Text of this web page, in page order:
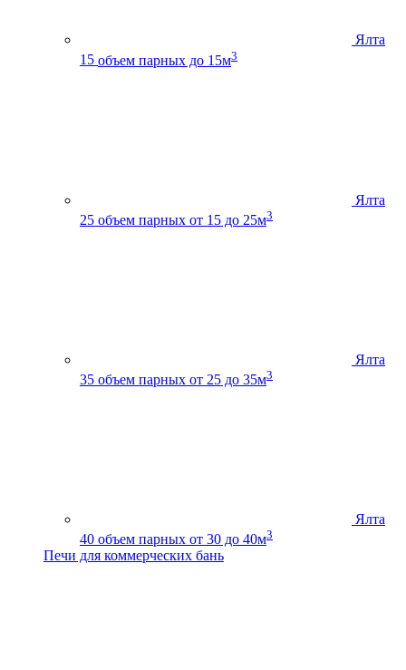
Ялта
15 объем парных до 15м3
Ялта
25 объем парных от 15 до 25м3
Ялта
35 объем парных от 25 до 35м3
Ялта
40 объем парных от 30 до 40м3
Печи для коммерческих бань